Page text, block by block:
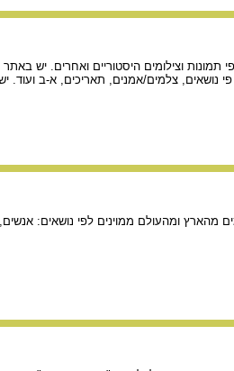
וצילומים היסטוריים ואחרים. יש
פי נושאים, צלמים/אמנים, תאריכים, א-ב
מהארץ ומהעולם ממוינים לפי נושאים: